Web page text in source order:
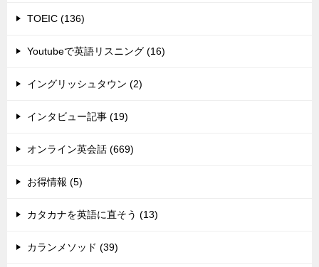
TOEIC (136)
Youtubeで英語リスニング (16)
イングリッシュタウン (2)
インタビュー記事 (19)
オンライン英会話 (669)
お得情報 (5)
カタカナを英語に直そう (13)
カランメソッド (39)